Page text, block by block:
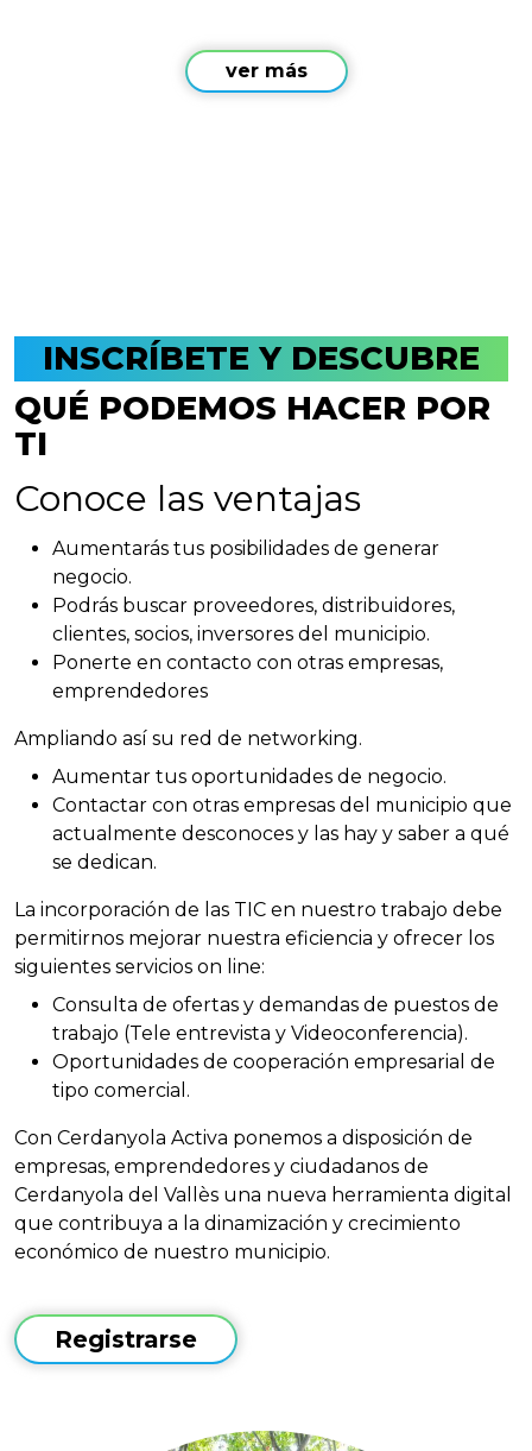
ver más
​INSCRÍBETE Y DESCUBRE
QUÉ PODEMOS HACER POR
TI
Conoce las ventajas
Aumentarás tus posibilidades de generar
negocio.
Podrás buscar proveedores, distribuidores,
clientes, socios, inversores del municipio.
Ponerte en contacto con otras empresas,
emprendedores
Ampliando así su red de networking.
Aumentar tus oportunidades de negocio.
Contactar con otras empresas del municipio que
actualmente desconoces y las hay y saber a qué
se dedican.
La incorporación de las TIC en nuestro trabajo debe
permitirnos mejorar nuestra eficiencia y ofrecer los
siguientes servicios on line:
Consulta de ofertas y demandas de puestos de
trabajo (Tele entrevista y Videoconferencia).
Oportunidades de cooperación empresarial de
tipo comercial.
Con Cerdanyola Activa ponemos a disposición de
empresas, emprendedores y ciudadanos de
Cerdanyola del Vallès una nueva herramienta digital
que contribuya a la dinamización y crecimiento
económico de nuestro municipio.
Registrarse